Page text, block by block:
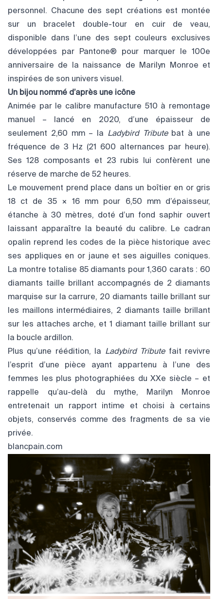
personnel. Chacune des sept créations est montée
sur un bracelet double-tour en cuir de veau,
disponible dans l’une des sept couleurs exclusives
développées par Pantone® pour marquer le 100e
anniversaire de la naissance de Marilyn Monroe et
inspirées de son univers visuel.
Un bijou nommé d’après une icône
Animée par le calibre manufacture 510 à remontage
manuel – lancé en 2020, d’une épaisseur de
seulement 2,60 mm – la Ladybird Tribute bat à une
fréquence de 3 Hz (21 600 alternances par heure).
Ses 128 composants et 23 rubis lui confèrent une
réserve de marche de 52 heures.
Le mouvement prend place dans un boîtier en or gris
18 ct de 35 × 16 mm pour 6,50 mm d’épaisseur,
étanche à 30 mètres, doté d’un fond saphir ouvert
laissant apparaître la beauté du calibre. Le cadran
opalin reprend les codes de la pièce historique avec
ses appliques en or jaune et ses aiguilles coniques.
La montre totalise 85 diamants pour 1,360 carats : 60
diamants taille brillant accompagnés de 2 diamants
marquise sur la carrure, 20 diamants taille brillant sur
les maillons intermédiaires, 2 diamants taille brillant
sur les attaches arche, et 1 diamant taille brillant sur
la boucle ardillon.
Plus qu’une réédition, la Ladybird Tribute fait revivre
l’esprit d’une pièce ayant appartenu à l’une des
femmes les plus photographiées du XXe siècle – et
rappelle qu’au-delà du mythe, Marilyn Monroe
entretenait un rapport intime et choisi à certains
objets, conservés comme des fragments de sa vie
privée.
blancpain.com